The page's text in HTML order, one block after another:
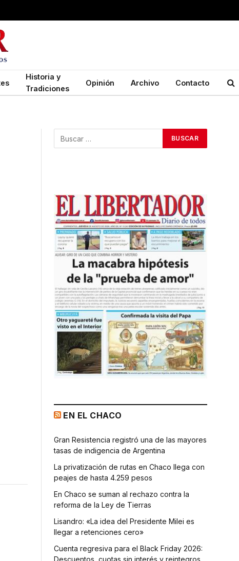
Historia y
Tradiciones
Opinión Archivo Contacto
EN EL CHACO
Gran Resistencia registró una de las mayores
tasas de indigencia de Argentina
La privatización de rutas en Chaco llega con
peajes de hasta 4.259 pesos
En Chaco se suman al rechazo contra la
reforma de la Ley de Tierras
Lisandro: «La idea del Presidente Milei es
llegar a retenciones cero»
Cuenta regresiva para el Black Friday 2026:
Descuentos, cuotas sin interés y reintegros